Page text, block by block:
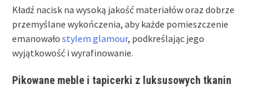
Kładź nacisk na wysoką jakość materiałów oraz dobrze
przemyślane wykończenia, aby każde pomieszczenie
emanowało stylem glamour, podkreślając jego
wyjątkowość i wyrafinowanie.
Pikowane meble i tapicerki z luksusowych tkanin